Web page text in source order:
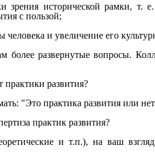
зрения исторической рамки, т.
с пользой;
и увеличение его
развернутые вопросы.
развития?
"Это практика развития или
практик развития?
и т.п.), на ваш